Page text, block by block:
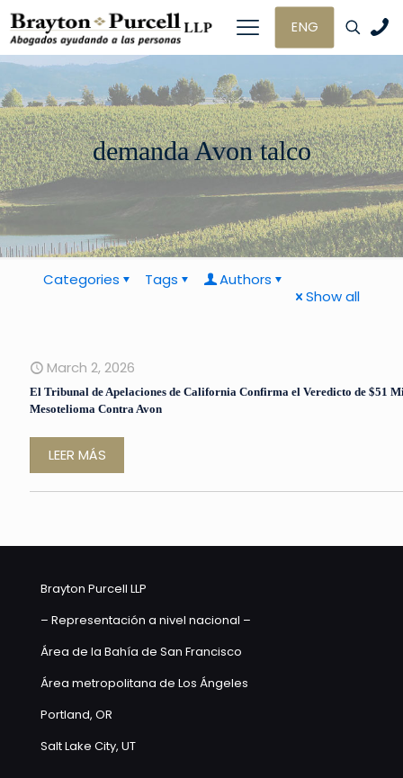
ENG
demanda Avon talco
Categories Tags
Authors
Show all
March 2, 2026
El Tribunal de Apelaciones de California Confirma el Veredicto de $51
Mesotelioma Contra Avon
LEER MÁS
Brayton Purcell LLP
– Representación a nivel nacional –
Área de la Bahía de San Francisco
Área metropolitana de Los Ángeles
Portland, OR
Salt Lake City, UT